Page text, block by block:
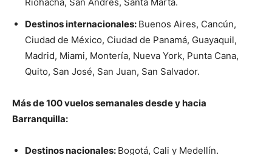
Destinos internacionales: Buenos Aires, Cancún,
Ciudad de México, Ciudad de Panamá, Guayaquil,
Madrid, Miami, Montería, Nueva York, Punta Cana,
Quito, San José, San Juan, San Salvador.
Más de 100 vuelos semanales desde y hacia
Barranquilla:
Destinos nacionales: Bogotá, Cali y Medellín.